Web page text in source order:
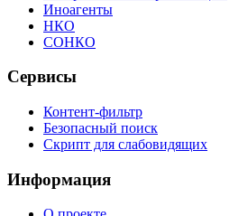
Иноагенты
НКО
СОНКО
Сервисы
Контент-фильтр
Безопасный поиск
Скрипт для слабовидящих
Информация